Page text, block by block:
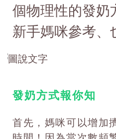
個物理性的發奶
新手媽咪參考、
發奶方式報你知
首先，媽咪可以增加